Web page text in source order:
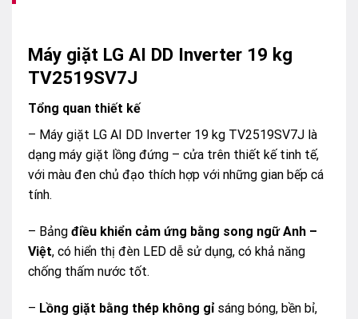
Máy giặt LG AI DD Inverter 19 kg
TV2519SV7J
Tổng quan thiết kế
– Máy giặt LG AI DD Inverter 19 kg TV2519SV7J là
dạng máy giặt lồng đứng – cửa trên thiết kế tinh tế,
với màu đen chủ đạo thích hợp với những gian bếp cá
tính.
– Bảng điều khiển cảm ứng bằng song ngữ Anh –
Việt, có hiển thị đèn LED dễ sử dụng, có khả năng
chống thấm nước tốt.
– Lồng giặt bằng thép không gỉsáng bóng, bền bỉ,